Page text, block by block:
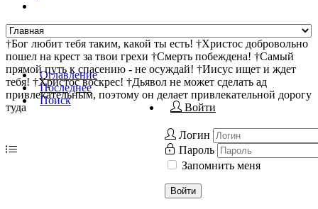
†Бог любит тебя таким, какой ты есть! †Христос добровольно
пошел на крест за твои грехи †Смерть побеждена! †Самый
прямой путь к спасению - не осуждай! †Иисус ищет и ждет
тебя! †Христос воскрес! †Дьявол не может сделать ад
привлекательным, поэтому он делает привлекательной дорогу
туда
Оглавление
Последнее
Поиск
Войти
Логин
Пароль
Запомнить меня
Войти